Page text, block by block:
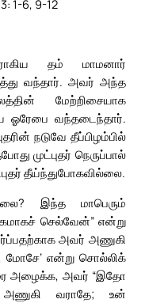
1-6, 9-12
தம் மாமனார்
வந்தார். அவர் அந்த
மேற்றிசையாக
ஓரேபை வந்தடைந்தார்.
நடுவே தீப்பிழம்பில்
முட்புதர் நெருப்பால்
தீய்ந்துபோகவில்லை.
இந்த மாபெரும்
செல்வேன்” என்று
அவர் அணுகி
என்று சொல்லிக்
அழைக்க, அவர் “இதோ
வராதே; உன்